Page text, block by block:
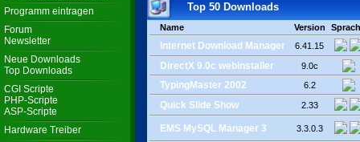
Programm eintragen
Forum
Newsletter
Neue Downloads
Top Downloads
CGI Scripte
PHP-Scripte
ASP-Scripte
Hardware Treiber
Top 50 Downloads
Name Version
Internet Download Manager 6.41.15
DirectX 9.0c webinstaller 9.0c
TypingMaster 2002 6.2
Quick Slide Show 2.33
EMS MySQL Manager 3 3.3.0.3